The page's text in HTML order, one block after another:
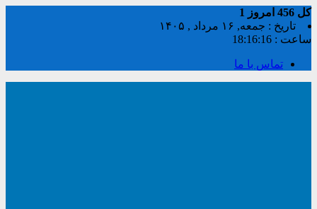
کل امروز
1
تاریخ : جمعه, ۱۶ مرداد , ۱۴۰۵
ساعت : 18:16:17
تماس با ما